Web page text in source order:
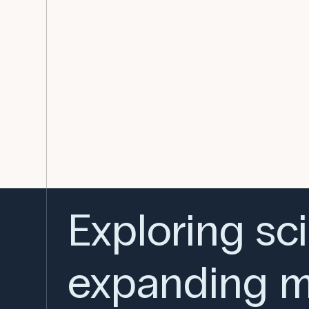
Exploring
expanding